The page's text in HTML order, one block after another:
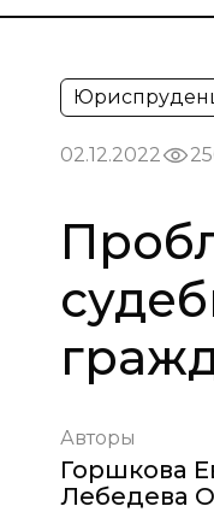
02.12.2022
Авторы
Горшкова
Лебедева